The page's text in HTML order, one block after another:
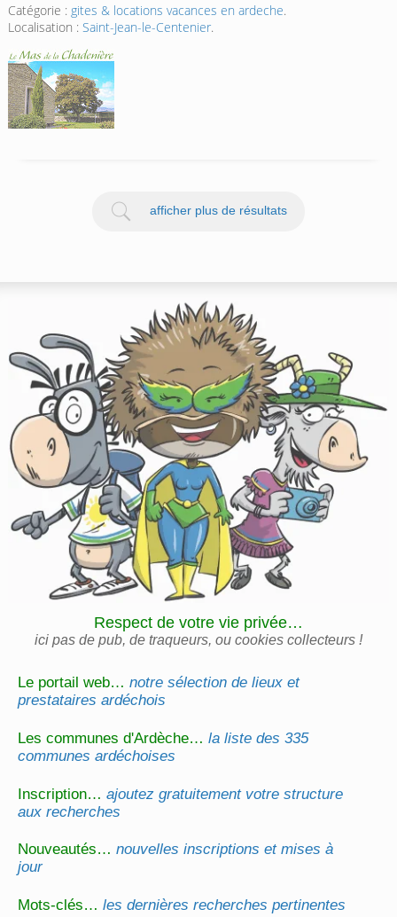
Catégorie : gites & locations vacances en ardeche.
Localisation : Saint-Jean-le-Centenier.
afficher plus de résultats
Le portail web…notre sélection de lieux et
prestataires ardéchois
Les communes d'Ardèche…la liste des 335
communes ardéchoises
Inscription…ajoutez gratuitement votre structure
aux recherches
Nouveautés…nouvelles inscriptions et mises à
jour
Mots-clés…les dernières recherches pertinentes
Respect de votre vie privée…
ici pas de pub, de traqueurs, ou cookies collecteurs !